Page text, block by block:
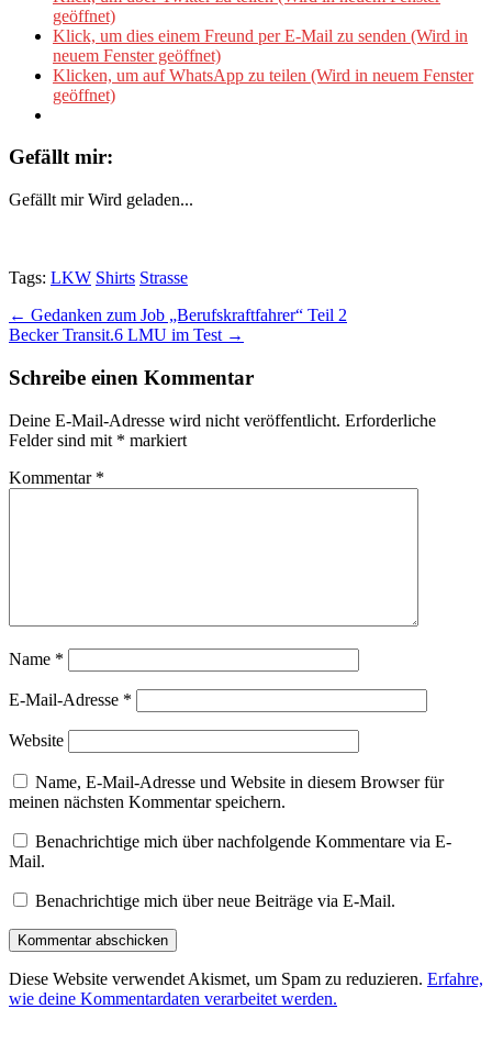
geöffnet)
Klick, um dies einem Freund per E-Mail zu senden (Wird in
neuem Fenster geöffnet)
Klicken, um auf WhatsApp zu teilen (Wird in neuem Fenster
geöffnet)
Gefällt mir:
Gefällt mir Wird geladen...
Tags: LKW Shirts Strasse
Post
navigation
← Gedanken zum Job „Berufskraftfahrer“ Teil 2
Becker Transit.6 LMU im Test →
Schreibe einen Kommentar
Deine E-Mail-Adresse wird nicht veröffentlicht. Erforderliche
Felder sind mit * markiert
Kommentar *
Name *
E-Mail-Adresse *
Website
Name, E-Mail-Adresse und Website in diesem Browser für
meinen nächsten Kommentar speichern.
Benachrichtige mich über nachfolgende Kommentare via E-
Mail.
Benachrichtige mich über neue Beiträge via E-Mail.
Diese Website verwendet Akismet, um Spam zu reduzieren. Erfahre,
wie deine Kommentardaten verarbeitet werden.